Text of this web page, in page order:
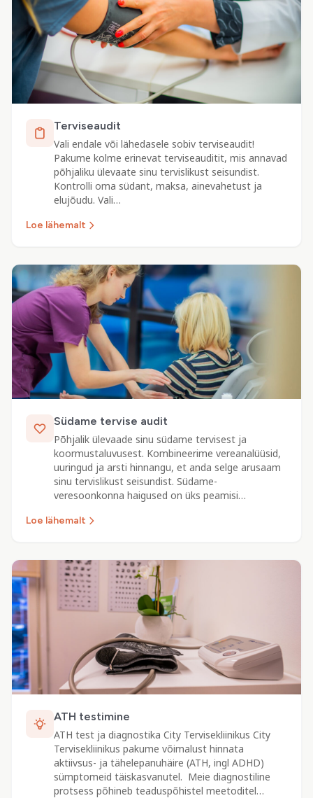
Terviseaudit
Vali endale või lähedasele sobiv terviseaudit!
Pakume kolme erinevat terviseauditit, mis annavad
põhjaliku ülevaate sinu tervislikust seisundist.
Kontrolli oma südant, maksa, ainevahetust ja
elujõudu. Vali…
Loe lähemalt
Südame tervise audit
Põhjalik ülevaade sinu südame tervisest ja
koormustaluvusest. Kombineerime vereanalüüsid,
uuringud ja arsti hinnangu, et anda selge arusaam
sinu tervislikust seisundist. Südame-
veresoonkonna haigused on üks peamisi…
Loe lähemalt
ATH testimine
ATH test ja diagnostika City Tervisekliinikus City
Tervisekliinikus pakume võimalust hinnata
aktiivsus- ja tähelepanuhäire (ATH, ingl ADHD)
sümptomeid täiskasvanutel. Meie diagnostiline
protsess põhineb teaduspõhistel meetoditel…